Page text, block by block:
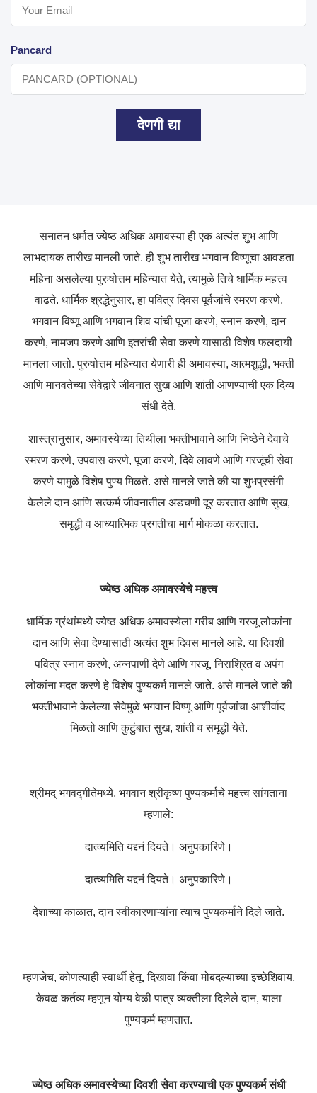
Pancard
देणगी द्या
सनातन धर्मात ज्येष्ठ अधिक अमावस्या ही एक अत्यंत शुभ आणि
लाभदायक तारीख मानली जाते. ही शुभ तारीख भगवान विष्णूचा आवडता
महिना असलेल्या पुरुषोत्तम महिन्यात येते, त्यामुळे तिचे धार्मिक महत्त्व
वाढते. धार्मिक श्रद्धेनुसार, हा पवित्र दिवस पूर्वजांचे स्मरण करणे,
भगवान विष्णू आणि भगवान शिव यांची पूजा करणे, स्नान करणे, दान
करणे, नामजप करणे आणि इतरांची सेवा करणे यासाठी विशेष फलदायी
मानला जातो. पुरुषोत्तम महिन्यात येणारी ही अमावस्या, आत्मशुद्धी, भक्ती
आणि मानवतेच्या सेवेद्वारे जीवनात सुख आणि शांती आणण्याची एक दिव्य
संधी देते.
शास्त्रानुसार, अमावस्येच्या तिथीला भक्तीभावाने आणि निष्ठेने देवाचे
स्मरण करणे, उपवास करणे, पूजा करणे, दिवे लावणे आणि गरजूंची सेवा
करणे यामुळे विशेष पुण्य मिळते. असे मानले जाते की या शुभप्रसंगी
केलेले दान आणि सत्कर्म जीवनातील अडचणी दूर करतात आणि सुख,
समृद्धी व आध्यात्मिक प्रगतीचा मार्ग मोकळा करतात.
ज्येष्ठ अधिक अमावस्येचे महत्त्व
धार्मिक ग्रंथांमध्ये ज्येष्ठ अधिक अमावस्येला गरीब आणि गरजू लोकांना
दान आणि सेवा देण्यासाठी अत्यंत शुभ दिवस मानले आहे. या दिवशी
पवित्र स्नान करणे, अन्नपाणी देणे आणि गरजू, निराश्रित व अपंग
लोकांना मदत करणे हे विशेष पुण्यकर्म मानले जाते. असे मानले जाते की
भक्तीभावाने केलेल्या सेवेमुळे भगवान विष्णू आणि पूर्वजांचा आशीर्वाद
मिळतो आणि कुटुंबात सुख, शांती व समृद्धी येते.
श्रीमद् भगवद्गीतेमध्ये, भगवान श्रीकृष्ण पुण्यकर्माचे महत्त्व सांगताना
म्हणाले:
दात्व्यमिति यद्दनं दियते। अनुपकारिणे।
दात्व्यमिति यद्दनं दियते। अनुपकारिणे।
देशाच्या काळात, दान स्वीकारणाऱ्यांना त्याच पुण्यकर्माने दिले जाते.
म्हणजेच, कोणत्याही स्वार्थी हेतू, दिखावा किंवा मोबदल्याच्या इच्छेशिवाय,
केवळ कर्तव्य म्हणून योग्य वेळी पात्र व्यक्तीला दिलेले दान, याला
पुण्यकर्म म्हणतात.
ज्येष्ठ अधिक अमावस्येच्या दिवशी सेवा करण्याची एक पुण्यकर्म संधी